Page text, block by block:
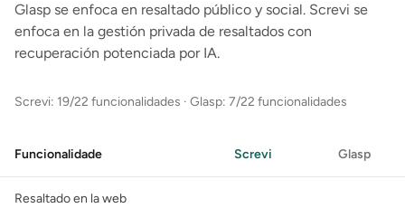
Glasp se enfoca en resaltado público y social. Screvi se
enfoca en la gestión privada de resaltados con
recuperación potenciada por IA.
Screvi: 19/22 funcionalidades · Glasp: 7/22 funcionalidades
Funcionalidade Screvi Glasp
Resaltado en la web